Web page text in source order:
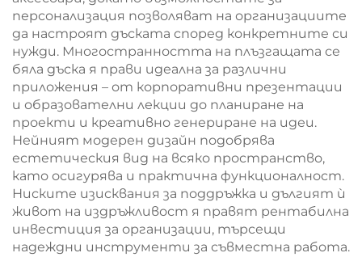
персонализация позволяват на организациите
да настроят дъската според конкретните си
нужди. Многостранността на плъзгащата се
бяла дъска я прави идеална за различни
приложения – от корпоративни презентации
и образователни лекции до планиране на
проекти и креативно генериране на идеи.
Нейният модерен дизайн подобрява
естетическия вид на всяко пространство,
като осигурява и практична функционалност.
Ниските изисквания за поддръжка и дългият ѝ
живот на издръжливост я правят рентабилна
инвестиция за организации, търсещи
надеждни инструменти за съвместна работа.